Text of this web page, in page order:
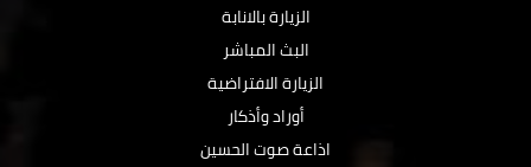
الزيارة بالانابة
البث المباشر
الزيارة الافتراضية
أوراد وأذكار
اذاعة صوت الحسين